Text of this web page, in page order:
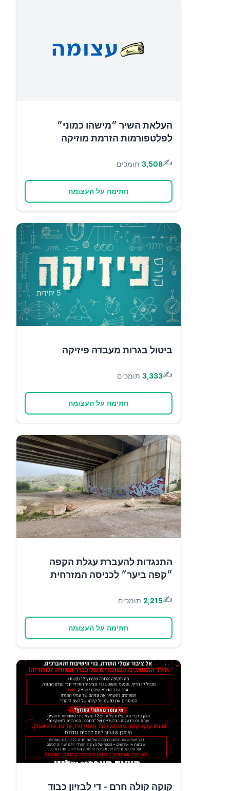
העלאת השיר ״מישהו כמוני״
לפלטפורמות הזרמת מוזיקה
✍️
3,508 תומכים
חתימה על העצומה
ביטול בגרות מעבדה פיזיקה
✍️
3,333 תומכים
חתימה על העצומה
התנגדות להעברת עגלת הקפה
״קפה ביער״ לכניסה המזרחית
✍️
2,215 תומכים
חתימה על העצומה
קוקה קולה חרם - די לבזיון כבוד